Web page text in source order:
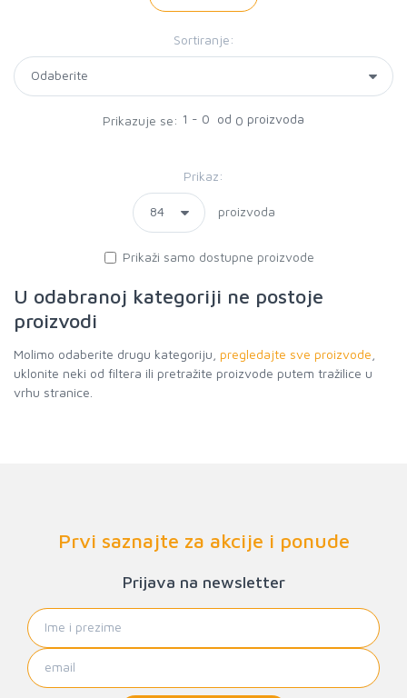
Sortiranje:
Prikazuje se: 1 - 0 od 0 proizvoda
Prikaz:
proizvoda
Prikaži samo dostupne proizvode
U odabranoj kategoriji ne postoje
proizvodi
Molimo odaberite drugu kategoriju, pregledajte sve proizvode
uklonite neki od filtera ili pretražite proizvode putem tražilice u
vrhu stranice.
Prvi saznajte za akcije i ponude
Prijava na newsletter